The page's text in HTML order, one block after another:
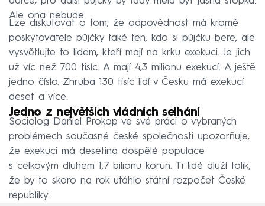
Ale ona nebude.
Lze diskutovat o tom, že odpovědnost má kromě
poskytovatele půjčky také ten, kdo si půjčku bere, ale
vysvětlujte to lidem, kteří mají na krku exekuci. Je jich
už víc než 700 tisíc. A mají 4,3 milionu exekucí. A ještě
jedno číslo. Zhruba 130 tisíc lidí v Česku má exekucí
deset a více.
Jedno z největších vládních selhání
Sociolog Daniel Prokop ve své práci o vybraných
problémech současné české společnosti upozorňuje,
že exekuci má desetina dospělé populace
s celkovým dluhem 1,7 bilionu korun. Ti lidé dluží tolik,
že by to skoro na rok utáhlo státní rozpočet České
republiky.